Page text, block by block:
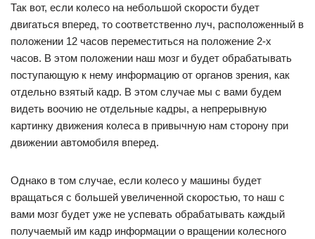
Так вот, если колесо на небольшой скорости будет
двигаться вперед, то соответственно луч, расположенный в
положении 12 часов переместиться на положение 2-х
часов. В этом положении наш мозг и будет обрабатывать
поступающую к нему информацию от органов зрения, как
отдельно взятый кадр. В этом случае мы с вами будем
видеть воочию не отдельные кадры, а непрерывную
картинку движения колеса в привычную нам сторону при
движении автомобиля вперед.
Однако в том случае, если колесо у машины будет
вращаться с большей увеличенной скоростью, то наш с
вами мозг будет уже не успевать обрабатывать каждый
получаемый им кадр информации о вращении колесного